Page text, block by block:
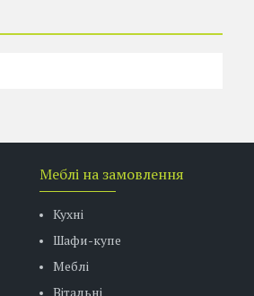
Меблі на замовлення
Кухні
Шафи-купе
Меблі
Вітальні